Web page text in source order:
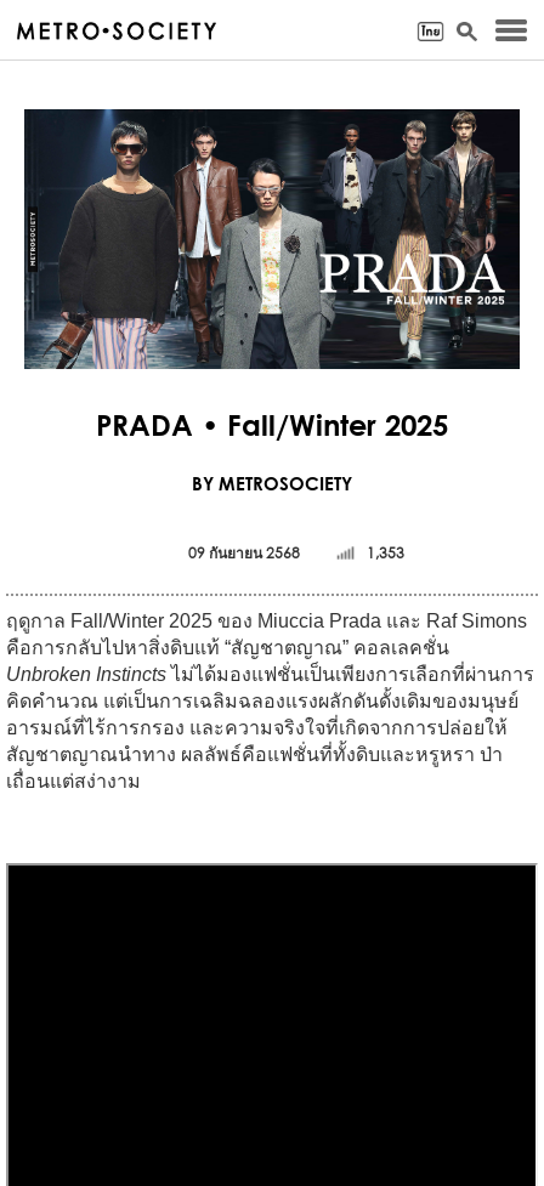
PRADA • Fall/Winter 2025
BY METROSOCIETY
09 กันยายน 2568 1,353
ฤดูกาล Fall/Winter 2025 ของ Miuccia Prada และ Raf Simons
คือการกลับไปหาสิ่งดิบแท้ “สัญชาตญาณ” คอลเลคชั่น
Unbroken Instinctsไม่ได้มองแฟชั่นเป็นเพียงการเลือกที่ผ่านการ
คิดคำนวณ แต่เป็นการเฉลิมฉลองแรงผลักดันดั้งเดิมของมนุษย์
อารมณ์ที่ไร้การกรอง และความจริงใจที่เกิดจากการปล่อยให้
สัญชาตญาณนำทาง ผลลัพธ์คือแฟชั่นที่ทั้งดิบและหรูหรา ป่า
เถื่อนแต่สง่างาม